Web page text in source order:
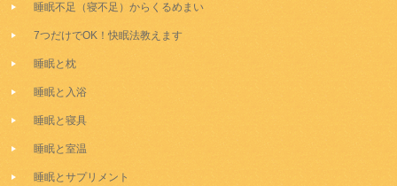
睡眠不足（寝不足）からくるめまい
7つだけでOK！快眠法教えます
睡眠と枕
睡眠と入浴
睡眠と寝具
睡眠と室温
睡眠とサプリメント